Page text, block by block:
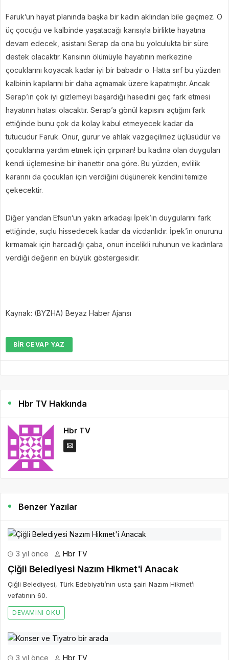
Faruk’un hayat planında başka bir kadın aklından bile geçmez. O
üç çocuğu ve kalbinde yaşatacağı karısıyla birlikte hayatına
devam edecek, asistanı Serap da ona bu yolculukta bir süre
destek olacaktır. Karısının ölümüyle hayatının merkezine
çocuklarını koyacak kadar iyi bir babadır o. Hatta sırf bu yüzden
kalbinin kapılarını bir daha açmamak üzere kapatmıştır. Ancak
Serap’ın çok iyi gizlemeyi başardığı hasedini geç fark etmesi
hayatının hatası olacaktır. Serap’a gönül kapısını açtığını fark
ettiğinde bunu çok da kolay kabul etmeyecek kadar da
tutucudur Faruk. Onur, gurur ve ahlak vazgeçilmez üçlüsüdür ve
çocuklarına yardım etmek için çırpınan! bu kadına olan duyguları
kendi üçlemesine bir ihanettir ona göre. Bu yüzden, evlilik
kararını da çocukları için verdiğini düşünerek kendini temize
çekecektir.
Diğer yandan Efsun’un yakın arkadaşı İpek’in duygularını fark
ettiğinde, suçlu hissedecek kadar da vicdanlıdır. İpek’in onurunu
kırmamak için harcadığı çaba, onun incelikli ruhunun ve kadınlara
verdiği değerin en büyük göstergesidir.
Kaynak: (BYZHA) Beyaz Haber Ajansı
BIR CEVAP YAZ
Hbr TV Hakkında
Hbr TV
Benzer Yazılar
3 yıl önce Hbr TV
Çiğli Belediyesi Nazım Hikmet'i Anacak
Çiğli Belediyesi, Türk Edebiyatı’nın usta şairi Nazım Hikmet’i
vefatının 60.
DEVAMINI OKU
3 yıl önce Hbr TV